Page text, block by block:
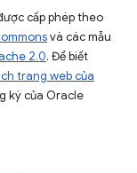
cấp phép theo
và các mẫu
2.0. Để biết
trang web của
ký của Oracle